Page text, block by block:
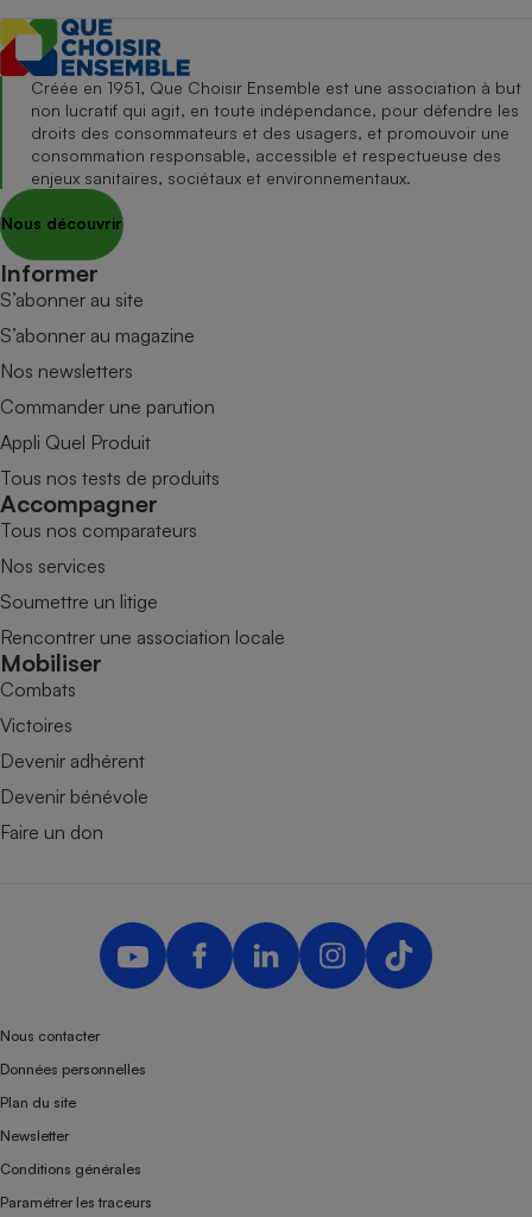
Créée en 1951, Que Choisir Ensemble est une association à but
non lucratif qui agit, en toute indépendance, pour défendre les
droits des consommateurs et des usagers, et promouvoir une
consommation responsable, accessible et respectueuse des
enjeux sanitaires, sociétaux et environnementaux.
Nous découvrir
Informer
S’abonner au site
S’abonner au magazine
Nos newsletters
Commander une parution
Appli Quel Produit
Tous nos tests de produits
Accompagner
Tous nos comparateurs
Nos services
Soumettre un litige
Rencontrer une association locale
Mobiliser
Combats
Victoires
Devenir adhérent
Devenir bénévole
Faire un don
Nous contacter
Données personnelles
Plan du site
Newsletter
Conditions générales
Paramétrer les traceurs